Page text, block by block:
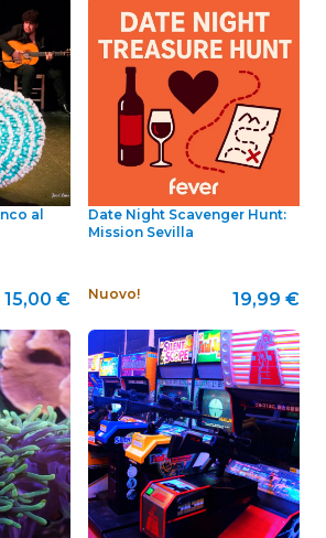
al
15,00 €
Date Night Scavenger Hunt:
Mission Sevilla
Nuovo! 19,99 €